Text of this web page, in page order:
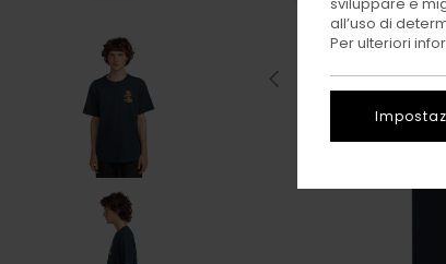
all’uso di
Per ulteriori